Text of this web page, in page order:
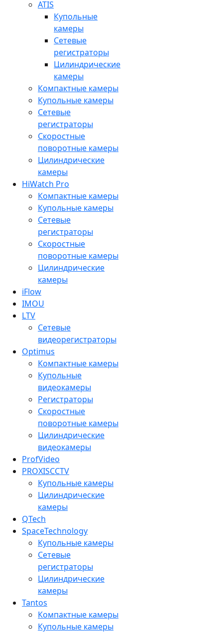
ATIS
Купольные
камеры
Сетевые
регистраторы
Цилиндрические
камеры
Компактные камеры
Купольные камеры
Сетевые
регистраторы
Скоростные
поворотные камеры
Цилиндрические
камеры
HiWatch Pro
Компактные камеры
Купольные камеры
Сетевые
регистраторы
Скоростные
поворотные камеры
Цилиндрические
камеры
iFlow
IMOU
LTV
Сетевые
видеорегистраторы
Optimus
Компактные камеры
Купольные
видеокамеры
Регистраторы
Скоростные
поворотные камеры
Цилиндрические
видеокамеры
ProfVideo
PROXISCCTV
Купольные камеры
Цилиндрические
камеры
QTech
SpaceTechnology
Купольные камеры
Сетевые
регистраторы
Цилиндрические
камеры
Tantos
Компактные камеры
Купольные камеры